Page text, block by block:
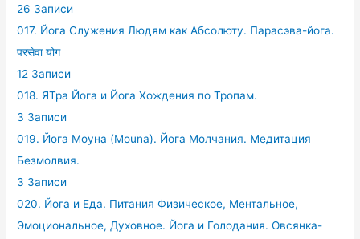
26 Записи
017. Йога Служения Людям как Абсолюту. Парасэва-йога.
परसेवा योग
12 Записи
018. ЯТра Йога и Йога Хождения по Тропам.
3 Записи
019. Йога Моуна (Mouna). Йога Молчания. Медитация
Безмолвия.
3 Записи
020. Йога и Еда. Питания Физическое, Ментальное,
Эмоциональное, Духовное. Йога и Голодания. Овсянка-